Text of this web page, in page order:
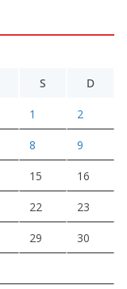
S D
1 2
8 9
15 16
22 23
29 30